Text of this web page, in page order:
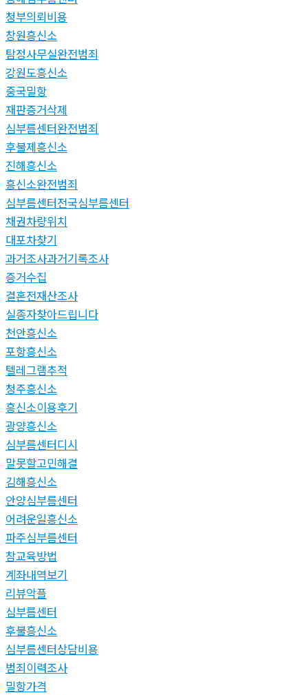
청부의뢰비용
창원흥신소
탐정사무실완전범죄
강원도흥신소
중국밀항
재판증거삭제
심부름센터완전범죄
후불제흥신소
진해흥신소
흥신소완전범죄
심부름센터전국심부름센터
채권차량위치
대포차찾기
과거조사과거기록조사
증거수집
결혼전재산조사
실종자찾아드립니다
천안흥신소
포항흥신소
텔레그램추적
청주흥신소
흥신소이용후기
광양흥신소
심부름센터디시
말못할고민해결
김해흥신소
안양심부름센터
어려운일흥신소
파주심부름센터
참교육방법
계좌내역보기
리뷰악플
심부름센터
후불흥신소
심부름센터상담비용
범죄이력조사
밀항가격